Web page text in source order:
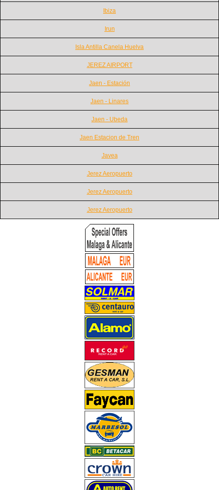
Ibiza
Irun
Isla Antilla Canela Huelva
JEREZ AIRPORT
Jaen - Estación
Jaen - Linares
Jaen - Ubeda
Jaen Estacion de Tren
Javea
Jerez Aeropuerto
Jerez Aeropuerto
Jerez Aeropuerto